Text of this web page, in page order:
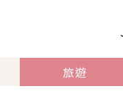
旅遊